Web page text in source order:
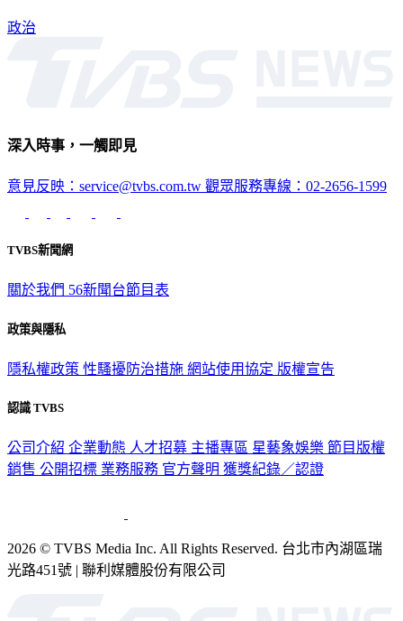
政治
深入時事，一觸即見
意見反映：service@tvbs.com.tw 觀眾服務專線：02-2656-1599
TVBS新聞網
關於我們 56新聞台節目表
政策與隱私
隱私權政策 性騷擾防治措施 網站使用協定 版權宣告
認識 TVBS
公司介紹 企業動態 人才招募 主播專區 星藝象娛樂 節目版權
銷售 公開招標 業務服務 官方聲明 獲獎紀錄／認證
2026 © TVBS Media Inc. All Rights Reserved. 台北市內湖區瑞
光路451號 | 聯利媒體股份有限公司